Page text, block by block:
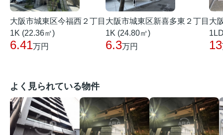
大阪市城東区今福西２丁目
1K (22.36㎡)
6.41万円
大阪市城東区新喜多東２丁目
1K (24.80㎡)
6.3万円
大
13
よく見られている物件